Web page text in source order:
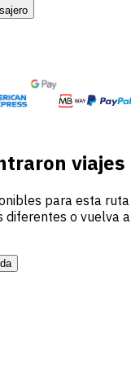
viajes
para esta
diferentes o vuelva